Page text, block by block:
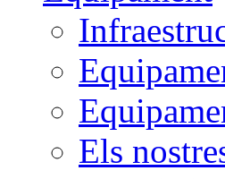
Els